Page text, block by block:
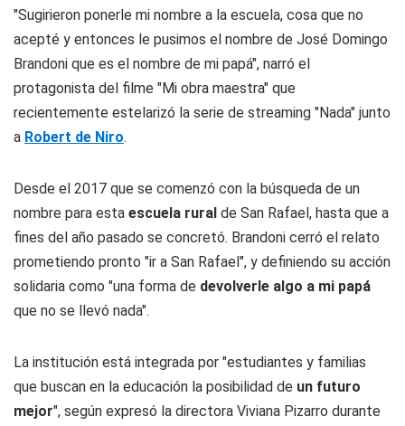
"Sugirieron ponerle mi nombre a la escuela, cosa que no
acepté y entonces le pusimos el nombre de José Domingo
Brandoni que es el nombre de mi papá", narró el
protagonista del filme "Mi obra maestra" que
recientemente estelarizó la serie de streaming "Nada" junto
a Robert de Niro.
Desde el 2017 que se comenzó con la búsqueda de un
nombre para esta escuela rural de San Rafael, hasta que a
fines del año pasado se concretó. Brandoni cerró el relato
prometiendo pronto "ir a San Rafael", y definiendo su acción
solidaria como "una forma de devolverle algo a mi papá
que no se llevó nada".
La institución está integrada por "estudiantes y familias
que buscan en la educación la posibilidad de un futuro
mejor", según expresó la directora Viviana Pizarro durante